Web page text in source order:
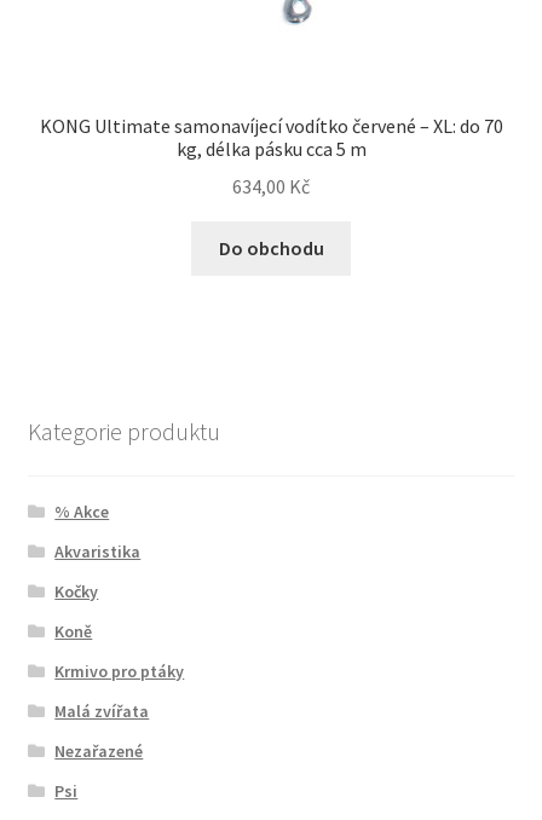
KONG Ultimate samonavíjecí vodítko červené – XL: do 70
kg, délka pásku cca 5 m
634,00 Kč
Do obchodu
Kategorie produktu
% Akce
Akvaristika
Kočky
Koně
Krmivo pro ptáky
Malá zvířata
Nezařazené
Psi